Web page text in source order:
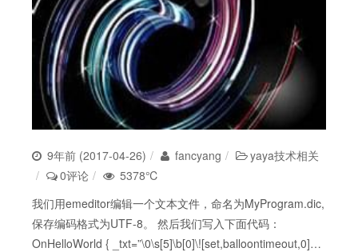
9年前 (2017-04-26) fancyang
yaya技术相关
0评论
5378℃
我们用emeditor编辑一个文本文件，命名为MyProgram.dic,
保存编码格式为UTF-8。 然后我们写入下面代码：
OnHelloWorld { _txt=”\0\s[5]\b[0]\![set,balloontimeout,0]…